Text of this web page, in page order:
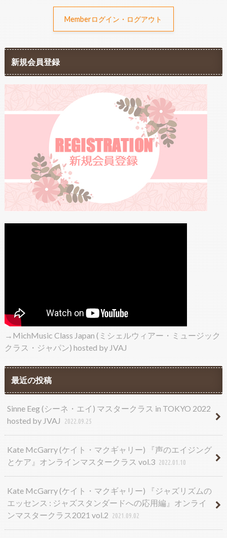
Memberログイン・ログアウト
新規会員登録
→MichMusic Class Japan (ミシェルウィアー・ミュージック
クラス・ジャパン) hosted by JVAJ
最近の投稿
Sinne Eeg (シーネ・エイ) マスタークラス in TOKYO 2022
hosted by JVAJ 2022.09.25
Kate McGarry (ケイト・マクギャリー) 『声のエイジング
とケア』オンラインマスタークラス vol.3 2022.01.10
Kate McGarry (ケイト・マクギャリー) 『ジャズリズムの
エッセンス : ジャズスタンダードへの応用編』オンライ
ンマスタークラス2021 vol.2 2021.09.02